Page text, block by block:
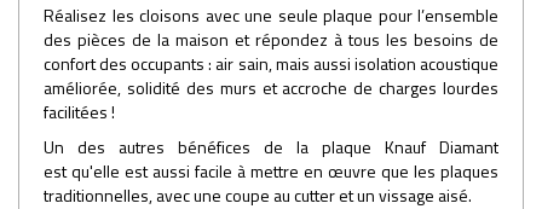
Réalisez les cloisons avec une seule plaque pour l’ensemble
des pièces de la maison et répondez à tous les besoins de
confort des occupants : air sain, mais aussi isolation acoustique
améliorée, solidité des murs et accroche de charges lourdes
facilitées !
Un des autres bénéfices de la plaque Knauf Diamant
est qu'elle est aussi facile à mettre en œuvre que les plaques
traditionnelles, avec une coupe au cutter et un vissage aisé.